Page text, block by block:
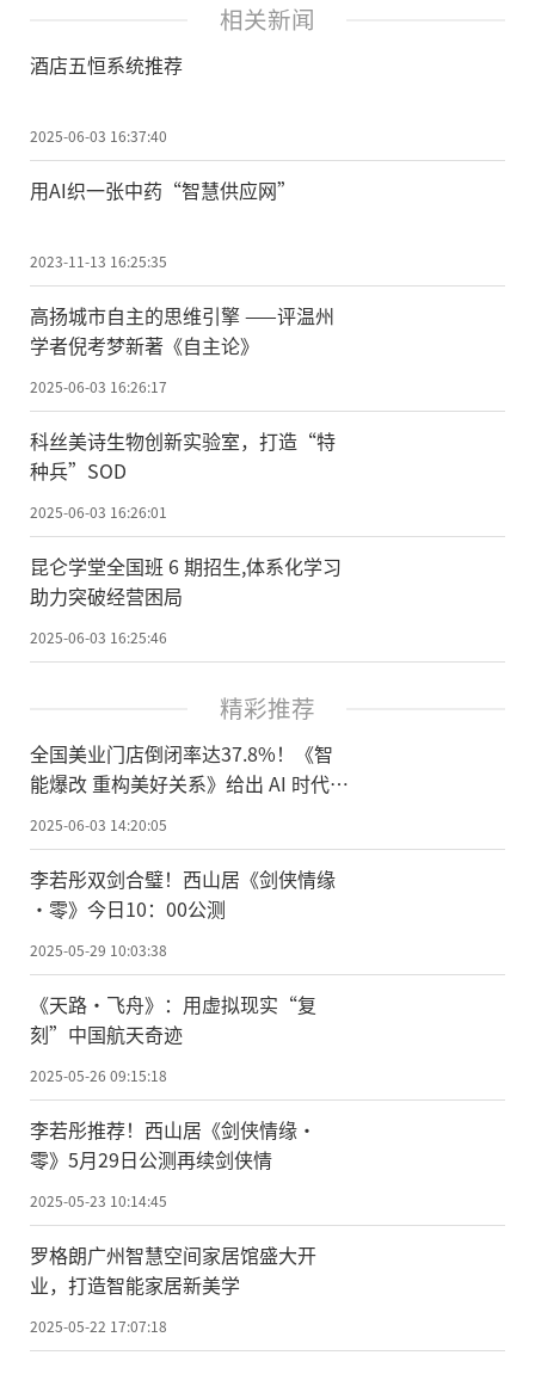
相关新闻
酒店五恒系统推荐
2025-06-03 16:37:40
用AI织一张中药“智慧供应网”
2023-11-13 16:25:35
高扬城市自主的思维引擎 ——评温州
学者倪考梦新著《自主论》
2025-06-03 16:26:17
科丝美诗生物创新实验室，打造“特
种兵”SOD
2025-06-03 16:26:01
昆仑学堂全国班 6 期招生,体系化学习
助力突破经营困局
2025-06-03 16:25:46
精彩推荐
全国美业门店倒闭率达37.8%！《智
能爆改 重构美好关系》给出 AI 时代生
死突围指南
2025-06-03 14:20:05
李若彤双剑合璧！西山居《剑侠情缘
·零》今日10：00公测
2025-05-29 10:03:38
《天路·飞舟》：用虚拟现实“复
刻”中国航天奇迹
2025-05-26 09:15:18
李若彤推荐！西山居《剑侠情缘·
零》5月29日公测再续剑侠情
2025-05-23 10:14:45
罗格朗广州智慧空间家居馆盛大开
业，打造智能家居新美学
2025-05-22 17:07:18